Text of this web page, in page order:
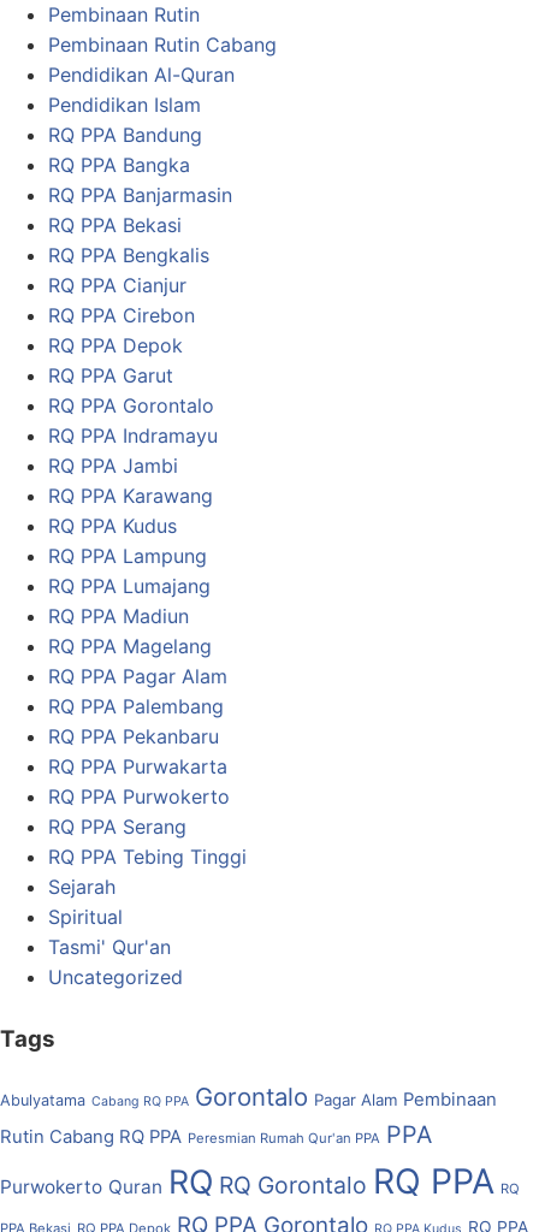
Pembinaan Rutin
Pembinaan Rutin Cabang
Pendidikan Al-Quran
Pendidikan Islam
RQ PPA Bandung
RQ PPA Bangka
RQ PPA Banjarmasin
RQ PPA Bekasi
RQ PPA Bengkalis
RQ PPA Cianjur
RQ PPA Cirebon
RQ PPA Depok
RQ PPA Garut
RQ PPA Gorontalo
RQ PPA Indramayu
RQ PPA Jambi
RQ PPA Karawang
RQ PPA Kudus
RQ PPA Lampung
RQ PPA Lumajang
RQ PPA Madiun
RQ PPA Magelang
RQ PPA Pagar Alam
RQ PPA Palembang
RQ PPA Pekanbaru
RQ PPA Purwakarta
RQ PPA Purwokerto
RQ PPA Serang
RQ PPA Tebing Tinggi
Sejarah
Spiritual
Tasmi' Qur'an
Uncategorized
Tags
Abulyatama Cabang RQ PPA Gorontalo Pagar Alam Pembinaan
Rutin Cabang RQ PPA Peresmian Rumah Qur'an PPA PPA
Purwokerto Quran RQ RQ Gorontalo RQ PPA RQ
RQ PPA Gorontalo
RQ PPA